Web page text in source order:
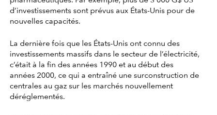
d’investissements sont prévus aux États-Unis pour de
nouvelles capacités.
La dernière fois que les États-Unis ont connu des
investissements massifs dans le secteur de l’électricité,
c’était à la fin des années 1990 et au début des
années 2000, ce qui a entraîné une surconstruction de
centrales au gaz sur les marchés nouvellement
déréglementés.